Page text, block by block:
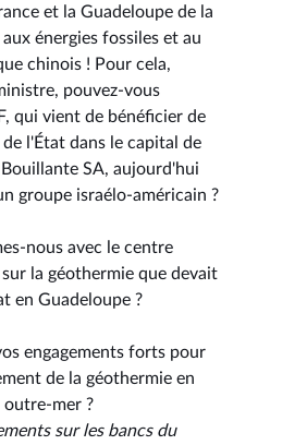
et la Guadeloupe de la
énergies fossiles et au
chinois ! Pour cela,
pouvez-vous
qui vient de bénéficier de
l'État dans le capital de
SA, aujourd'hui
groupe israélo-américain ?
nous avec le centre
sur la géothermie que devait
en Guadeloupe ?
engagements forts pour
de la géothermie en
outre-mer ?
sur les bancs du